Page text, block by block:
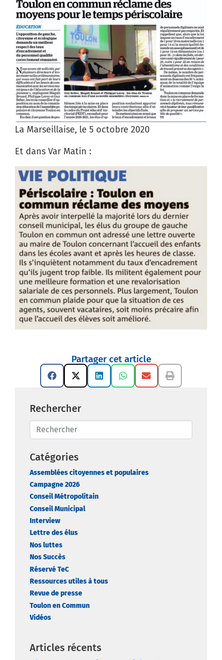
La Marseillaise, le 5 octobre 2020
Et dans Var Matin :
Partager cet article
Rechercher
Catégories
Assemblées citoyennes et populaires
Campagne 2026
Conseil Métropolitain
Conseil Municipal
Interview
Lettre des élus
Nos luttes
Nos Succès
Réservé TeC
Ressources utiles à tous
Revue de presse
Toulon en Commun
Vidéos
Articles récents